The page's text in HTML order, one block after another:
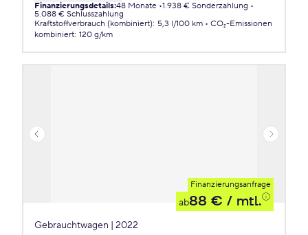
Finanzierungsdetails:48 Monate 1.938 € Sonderzahlung
5.088 € Schlusszahlung
Kraftstoffverbrauch (kombiniert): 5,3 l/100 km
CO₂-Emissionen
kombiniert: 120 g/km
Finanzierungsanfrage
ab88 € / mtl.
Gebrauchtwagen | 2022